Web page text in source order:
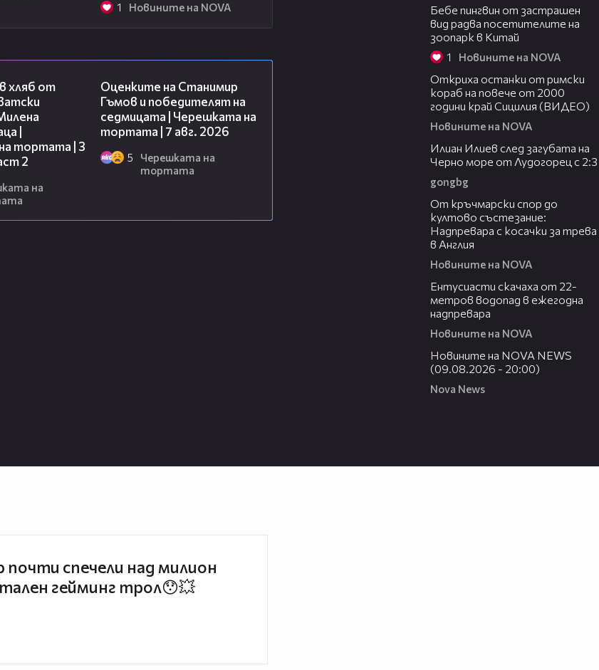
1 Новините на NOVA
хляб от
|
тортата | 3
2
на
Оценките на Станимир
Гъмов и победителят на
седмицата | Черешката на
тортата | 7 авг. 2026
5
Черешката на
тортата
Бебе пингвин от застрашен
вид радва посетителите на
зоопарк в Китай
1 Новините на NOVA
Откриха останки от римски
кораб на повече от 2000
години край Сицилия (ВИДЕО)
Новините на NOVA
Илиан Илиев след загубата на
Черно море от Лудогорец с 2:3
gongbg
От кръчмарски спор до
култово състезание:
Надпревара с косачки за трева
в Англия
Новините на NOVA
Ентусиасти скачаха от 22-
метров водопад в ежегодна
надпревара
Новините на NOVA
Новините на NOVA NEWS
(09.08.2026 - 20:00)
Nova News
спечели над милион
гейминг трол😯💥